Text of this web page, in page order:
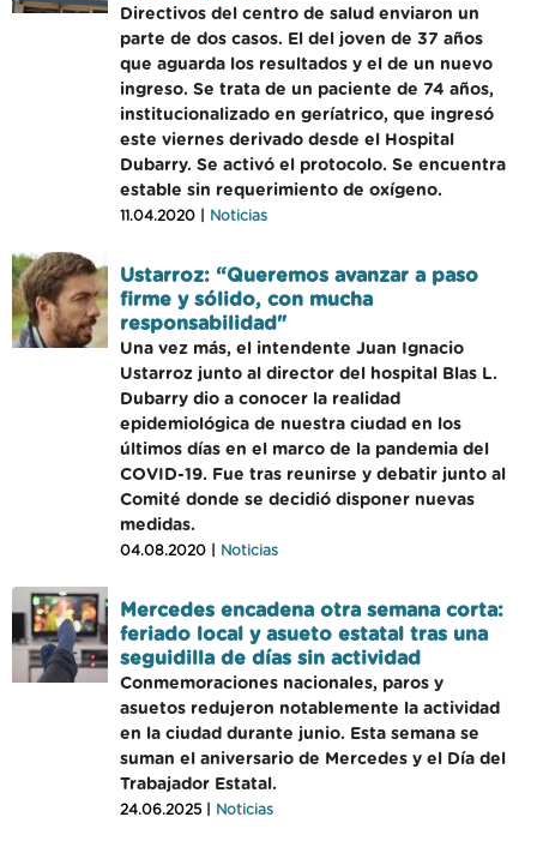
Directivos del centro de salud enviaron un
parte de dos casos. El del joven de 37 años
que aguarda los resultados y el de un nuevo
ingreso. Se trata de un paciente de 74 años,
institucionalizado en geríatrico, que ingresó
este viernes derivado desde el Hospital
Dubarry. Se activó el protocolo. Se encuentra
estable sin requerimiento de oxígeno.
11.04.2020 | Noticias
Ustarroz: “Queremos avanzar a paso
firme y sólido, con mucha
responsabilidad"
Una vez más, el intendente Juan Ignacio
Ustarroz junto al director del hospital Blas L.
Dubarry dio a conocer la realidad
epidemiológica de nuestra ciudad en los
últimos días en el marco de la pandemia del
COVID-19. Fue tras reunirse y debatir junto al
Comité donde se decidió disponer nuevas
medidas.
04.08.2020 | Noticias
Mercedes encadena otra semana corta:
feriado local y asueto estatal tras una
seguidilla de días sin actividad
Conmemoraciones nacionales, paros y
asuetos redujeron notablemente la actividad
en la ciudad durante junio. Esta semana se
suman el aniversario de Mercedes y el Día del
Trabajador Estatal.
24.06.2025 | Noticias